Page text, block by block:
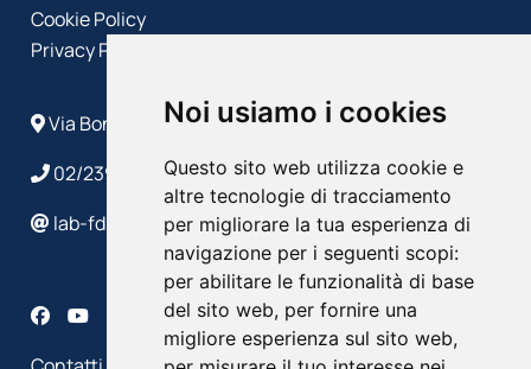
Noi usiamo i cookies
Questo sito web utilizza cookie e
altre tecnologie di tracciamento
per migliorare la tua esperienza di
navigazione per i seguenti scopi:
per abilitare le funzionalità di base
del sito web, per fornire una
migliore esperienza sul sito web,
Cookie Policy
Privacy Policy
Via Bonardi, 9 - 20133 Milano
02/2399 4586/4632
lab-fds@polimi.it